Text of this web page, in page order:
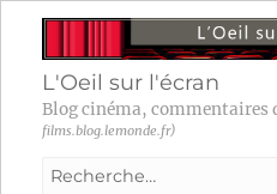
L'Oeil sur l'écran
Blog cinéma, commentaires
films.blog.lemonde.fr)
Recherche